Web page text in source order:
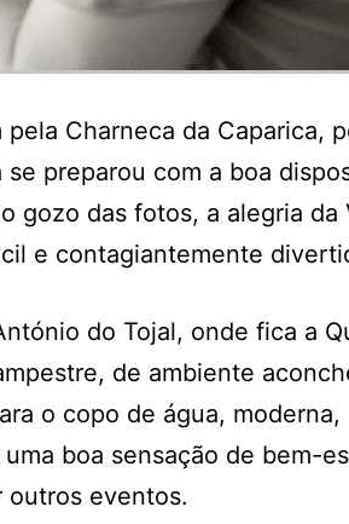
Charneca da Caparica,
preparou com a boa
gozo das fotos, a alegria da
e contagiantemente
do Tojal, onde fica a
de ambiente
o copo de água, moderna,
boa sensação de bem-
outros eventos.